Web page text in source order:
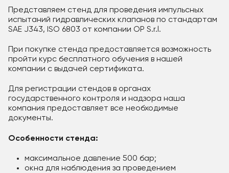
Представляем стенд для проведения импульсных
испытаний гидравлических клапанов по стандартам
SAE J343, ISO 6803 от компании ОР S.r.l.
При покупке стенда предоставляется возможность
пройти курс бесплатного обучения в нашей
компании с выдачей сертификата.
Для регистрации стендов в органах
государственного контроля и надзора наша
компания предоставляет все необходимые
документы.
Особенности стенда:
максимальное давление 500 бар;
окна для наблюдения за проведением